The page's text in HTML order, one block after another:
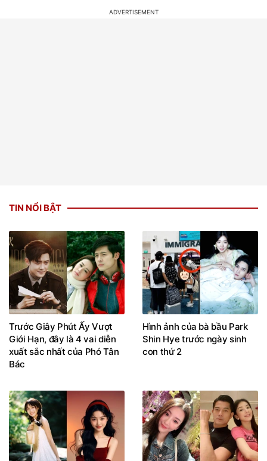
TIN NỔI BẬT
Trước Giây Phút Ấy Vượt
Giới Hạn, đây là 4 vai diễn
xuất sắc nhất của Phó Tân
Bác
Hình ảnh của bà bầu Park
Shin Hye trước ngày sinh
con thứ 2